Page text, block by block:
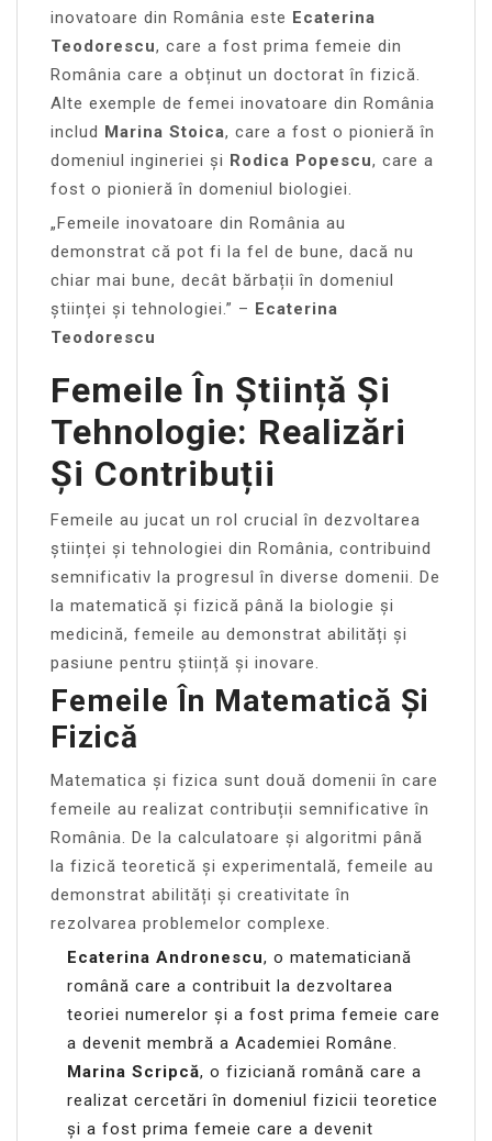
inovatoare din România este Ecaterina
Teodorescu, care a fost prima femeie din
România care a obținut un doctorat în fizică.
Alte exemple de femei inovatoare din România
includ Marina Stoica, care a fost o pionieră în
domeniul ingineriei și Rodica Popescu, care a
fost o pionieră în domeniul biologiei.
„Femeile inovatoare din România au
demonstrat că pot fi la fel de bune, dacă nu
chiar mai bune, decât bărbații în domeniul
științei și tehnologiei.” – Ecaterina
Teodorescu
Femeile În Știință Și
Tehnologie: Realizări
Și Contribuții
Femeile au jucat un rol crucial în dezvoltarea
științei și tehnologiei din România, contribuind
semnificativ la progresul în diverse domenii. De
la matematică și fizică până la biologie și
medicină, femeile au demonstrat abilități și
pasiune pentru știință și inovare.
Femeile În Matematică Și
Fizică
Matematica și fizica sunt două domenii în care
femeile au realizat contribuții semnificative în
România. De la calculatoare și algoritmi până
la fizică teoretică și experimentală, femeile au
demonstrat abilități și creativitate în
rezolvarea problemelor complexe.
Ecaterina Andronescu, o matematiciană
română care a contribuit la dezvoltarea
teoriei numerelor și a fost prima femeie care
a devenit membră a Academiei Române.
Marina Scripcă, o fiziciană română care a
realizat cercetări în domeniul fizicii teoretice
și a fost prima femeie care a devenit